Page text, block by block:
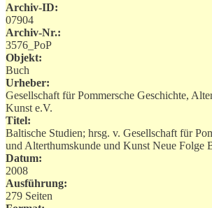
Archiv-ID:
07904
Archiv-Nr.:
3576_PoP
Objekt:
Buch
Urheber:
Gesellschaft für Pommersche Geschichte,
Kunst e.V.
Titel:
Baltische Studien; hrsg. v. Gesellschaft für
und Alterthumskunde und Kunst Neue Folge
Datum:
2008
Ausführung:
279 Seiten